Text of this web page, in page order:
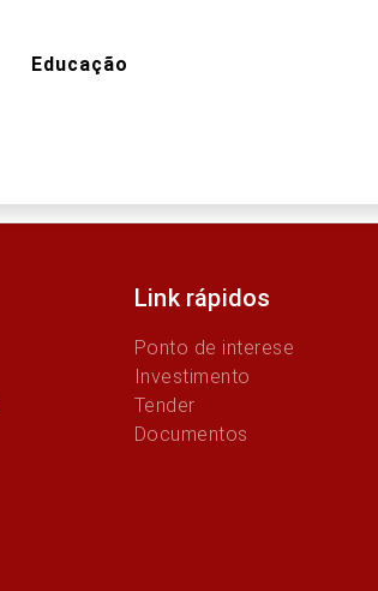
Educação
Link rápidos
Ponto de interese
Investimento
Tender
Documentos